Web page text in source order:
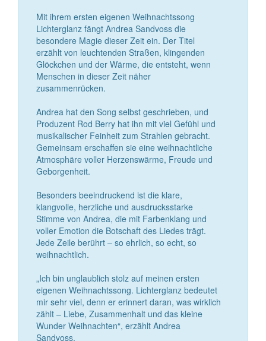
Mit ihrem ersten eigenen Weihnachtssong
Lichterglanz fängt Andrea Sandvoss die
besondere Magie dieser Zeit ein. Der Titel
erzählt von leuchtenden Straßen, klingenden
Glöckchen und der Wärme, die entsteht, wenn
Menschen in dieser Zeit näher
zusammenrücken.
Andrea hat den Song selbst geschrieben, und
Produzent Rod Berry hat ihn mit viel Gefühl und
musikalischer Feinheit zum Strahlen gebracht.
Gemeinsam erschaffen sie eine weihnachtliche
Atmosphäre voller Herzenswärme, Freude und
Geborgenheit.
Besonders beeindruckend ist die klare,
klangvolle, herzliche und ausdrucksstarke
Stimme von Andrea, die mit Farbenklang und
voller Emotion die Botschaft des Liedes trägt.
Jede Zeile berührt – so ehrlich, so echt, so
weihnachtlich.
„Ich bin unglaublich stolz auf meinen ersten
eigenen Weihnachtssong. Lichterglanz bedeutet
mir sehr viel, denn er erinnert daran, was wirklich
zählt – Liebe, Zusammenhalt und das kleine
Wunder Weihnachten“, erzählt Andrea
Sandvoss.